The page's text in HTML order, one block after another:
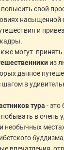
свой
насыщенной
и
могут принять
из
данное
шагом в
тура - это
в очень
необычных